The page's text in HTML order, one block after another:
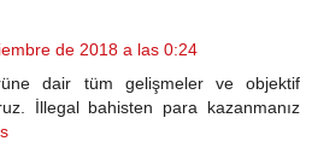
de 2018 a las 0:24
dair tüm gelişmeler ve objektif
İllegal bahisten para kazanmanız